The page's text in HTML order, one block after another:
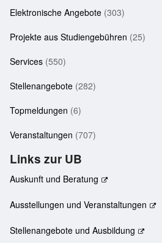
Elektronische Angebote (303)
Projekte aus Studiengebühren (25)
Services (550)
Stellenangebote (282)
Topmeldungen (6)
Veranstaltungen (707)
Links zur UB
Auskunft und Beratung
Ausstellungen und Veranstaltungen
Stellenangebote und Ausbildung